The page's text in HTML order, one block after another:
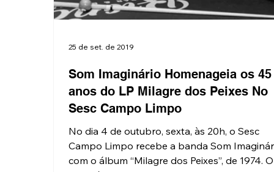
Som Imaginário Homenageia os 45
anos do LP Milagre dos Peixes No
Sesc Campo Limpo
No dia 4 de outubro, sexta, às 20h, o Sesc
Campo Limpo recebe a banda Som
com o álbum “Milagre dos Peixes”, de 1974. O
25 de set. de 2019